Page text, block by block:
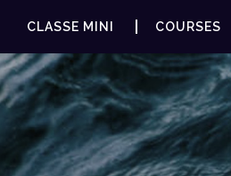
CLASSE MINI COURSES